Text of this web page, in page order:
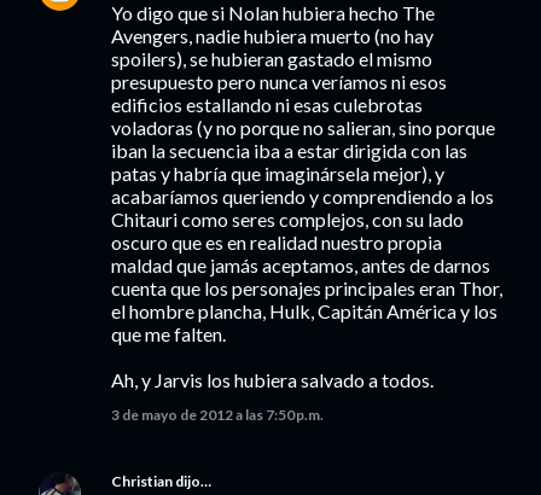
Yo digo que si Nolan hubiera hecho The
Avengers, nadie hubiera muerto (no hay
spoilers), se hubieran gastado el mismo
presupuesto pero nunca veríamos ni esos
edificios estallando ni esas culebrotas
voladoras (y no porque no salieran, sino porque
iban la secuencia iba a estar dirigida con las
patas y habría que imaginársela mejor), y
acabaríamos queriendo y comprendiendo a los
Chitauri como seres complejos, con su lado
oscuro que es en realidad nuestro propia
maldad que jamás aceptamos, antes de darnos
cuenta que los personajes principales eran Thor,
el hombre plancha, Hulk, Capitán América y los
que me falten.
Ah, y Jarvis los hubiera salvado a todos.
3 de mayo de 2012 a las 7:50 p.m.
Christian dijo…